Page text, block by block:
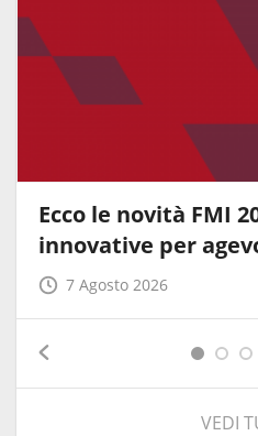
Ecco le novità FMI
innovative per
7 Agosto 2026
VEDI